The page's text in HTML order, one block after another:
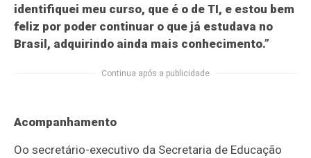
identifiquei meu curso, que é o de TI, e estou bem
feliz por poder continuar o que já estudava no
Brasil, adquirindo ainda mais conhecimento.”
Continua após a publicidade
Acompanhamento
Oo secretário-executivo da Secretaria de Educação